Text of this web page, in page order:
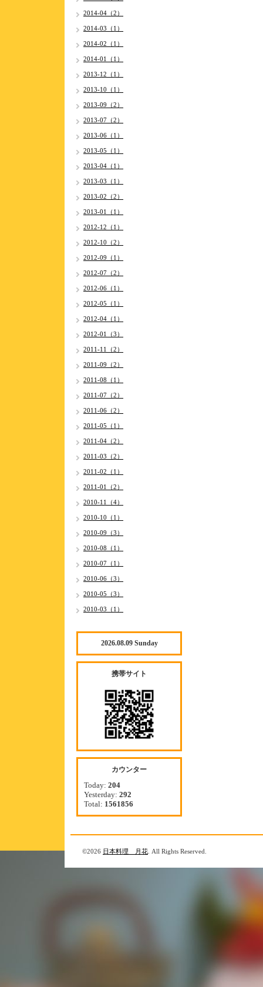
2014-04（2）
2014-03（1）
2014-02（1）
2014-01（1）
2013-12（1）
2013-10（1）
2013-09（2）
2013-07（2）
2013-06（1）
2013-05（1）
2013-04（1）
2013-03（1）
2013-02（2）
2013-01（1）
2012-12（1）
2012-10（2）
2012-09（1）
2012-07（2）
2012-06（1）
2012-05（1）
2012-04（1）
2012-01（3）
2011-11（2）
2011-09（2）
2011-08（1）
2011-07（2）
2011-06（2）
2011-05（1）
2011-04（2）
2011-03（2）
2011-02（1）
2011-01（2）
2010-11（4）
2010-10（1）
2010-09（3）
2010-08（1）
2010-07（1）
2010-06（3）
2010-05（3）
2010-03（1）
2026.08.09 Sunday
携帯サイト
カウンター
Today: 204
Yesterday: 292
Total: 1561856
©2026 日本料理 月花 . All Rights Reserved.